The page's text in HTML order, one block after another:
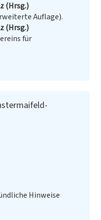
(Hrsg.)
Auflage).
(Hrsg.)
für
Hinweise